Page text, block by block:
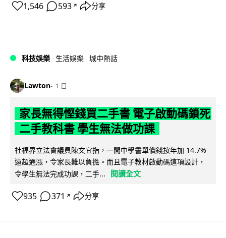
1,546 593 ↗ 分享
科技娛樂 生活娛樂 城中熱話
Lawton 1 日
家長無得慳錢買二手書 電子啟動碼鎖死
二手教科書 學生無法做功課
社福界立法會議員陳文宜指，一間中學書單價錢按年加 14.7%
遠超通漲，令家長難以負擔。而且電子教材啟動碼這項設計，
令學生無法完成功課，二手...
閱讀全文
935 371 ↗ 分享